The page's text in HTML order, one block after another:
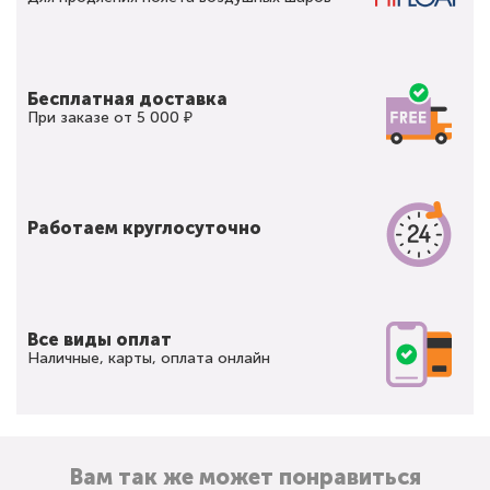
Бесплатная доставка
При заказе от 5 000 ₽
Работаем круглосуточно
Все виды оплат
Наличные, карты, оплата онлайн
Вам так же может понравиться